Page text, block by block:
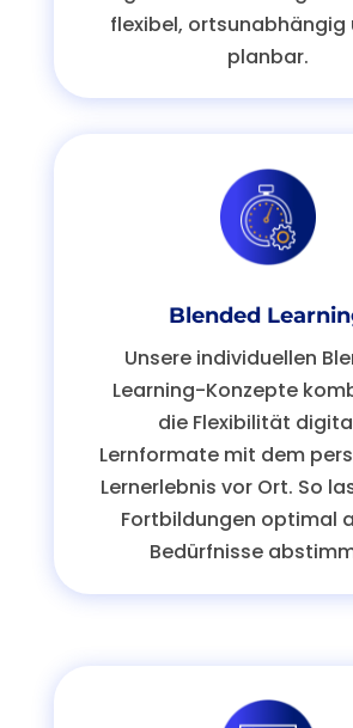
flexibel, ortsunabhängig
planbar.
Blended
Unsere individuellen
Learning-Konzepte
die Flexibilität
Lernformate mit dem
Lernerlebnis vor Ort. So
Fortbildungen optimal
Bedürfnisse